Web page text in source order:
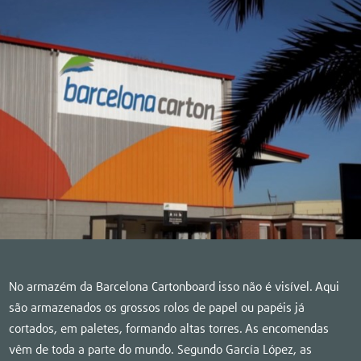
No armazém da Barcelona Cartonboard isso não é visível. Aqui
são armazenados os grossos rolos de papel ou papéis já
cortados, em paletes, formando altas torres. As encomendas
vêm de toda a parte do mundo. Segundo García López, as